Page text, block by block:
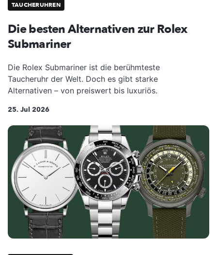
TAUCHERUHREN
Die besten Alternativen zur Rolex
Submariner
Die Rolex Submariner ist die berühmteste
Taucheruhr der Welt. Doch es gibt starke
Alternativen – von preiswert bis luxuriös.
25. Jul 2026